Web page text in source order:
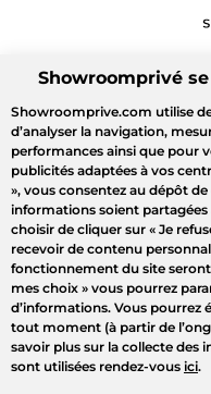
Showroomprivé
Showroomprive.com utilise
d’analyser la navigation,
performances ainsi que pour
publicités adaptées à vos
», vous consentez au dépôt
informations soient partagées
choisir de cliquer sur « Je
recevoir de contenu
fonctionnement du site
mes choix » vous pourrez
d’informations. Vous pourrez
tout moment (à partir de
savoir plus sur la collecte des
sont utilisées rendez-vous ici.